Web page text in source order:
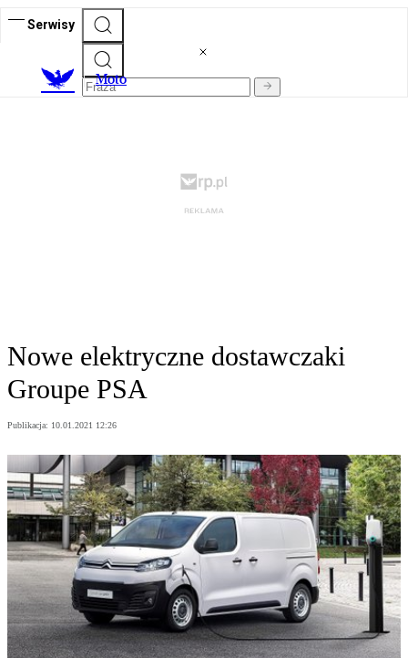
Serwisy
Moto
Nowe elektryczne dostawczaki
Groupe PSA
Publikacja: 10.01.2021 12:26